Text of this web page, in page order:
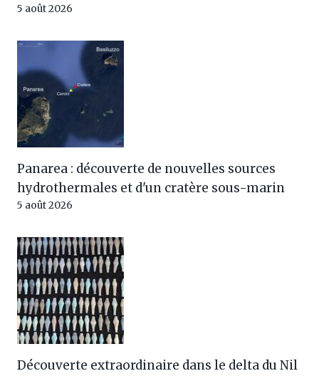
5 août 2026
Panarea : découverte de nouvelles sources
hydrothermales et d'un cratère sous-marin
5 août 2026
Découverte extraordinaire dans le delta du Nil